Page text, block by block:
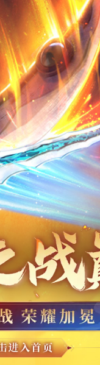
客服中心